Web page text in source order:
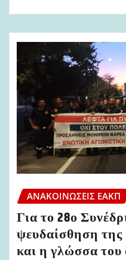
ΑΝΑΚΟΙΝΏΣΕΙΣ ΕΑΚΠ
Για το 28ο
ψευδαίσθηση
και η γλώσσα